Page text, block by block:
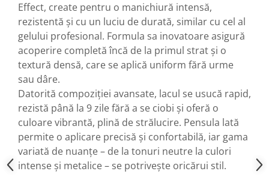
Effect, create pentru o manichiură intensă,
rezistentă și cu un luciu de durată, similar cu cel al
gelului profesional. Formula sa inovatoare asigură
acoperire completă încă de la primul strat și o
textură densă, care se aplică uniform fără urme
sau dâre.
Datorită compoziției avansate, lacul se usucă rapid,
rezistă până la 9 zile fără a se ciobi și oferă o
culoare vibrantă, plină de strălucire. Pensula lată
permite o aplicare precisă și confortabilă, iar gama
variată de nuanțe – de la tonuri neutre la culori
intense și metalice – se potrivește oricărui stil.